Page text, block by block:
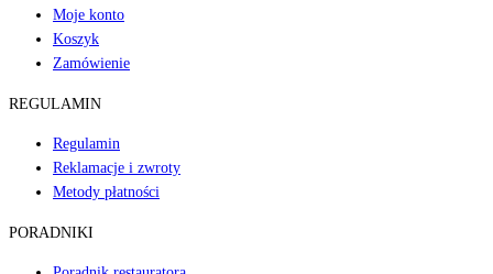
Moje konto
Koszyk
Zamówienie
REGULAMIN
Regulamin
Reklamacje i zwroty
Metody płatności
PORADNIKI